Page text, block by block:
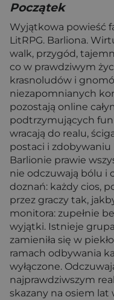
Początek
Wyjątkowa powieść
LitRPG. Barliona.
walk, przygód,
co w prawdziwym
krasnoludów i
niezapomnianych
pozostają online
podtrzymujących
wracają do realu,
postaci i
Barlionie prawie
nie odczuwają bólu i
doznań: każdy cios,
przez graczy tak,
monitora: zupełnie
wyjątki. Istnieje
zamieniła się w
ramach odbywania
wyłączone.
najprawdziwszym
skazany na osiem lat